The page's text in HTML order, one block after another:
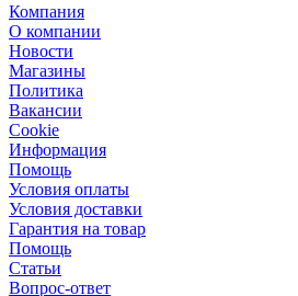
Компания
О компании
Новости
Магазины
Политика
Вакансии
Сookie
Информация
Помощь
Условия оплаты
Условия доставки
Гарантия на товар
Помощь
Статьи
Вопрос-ответ